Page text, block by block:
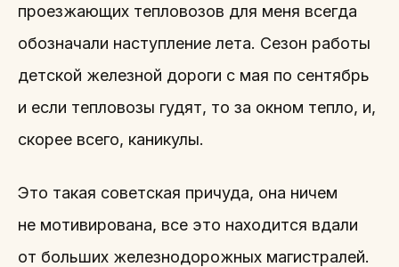
проезжающих тепловозов для меня всегда
обозначали наступление лета. Сезон работы
детской железной дороги с мая по сентябрь
и если тепловозы гудят, то за окном тепло, и,
скорее всего, каникулы.
Это такая советская причуда, она ничем
не мотивирована, все это находится вдали
от больших железнодорожных магистралей.